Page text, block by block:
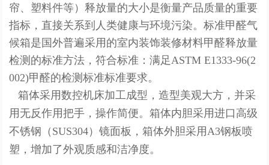
帘、塑料件等）释放量的大小是衡量产品质量的重要
指标，直接关系到人类健康与环境污染。标准甲醛气
候箱是国外普遍采用的室内装饰装修材料甲醛释放量
检测的标准方法，符合标准：满足 ASTM E1333-96(2
002)甲醛的检测标准标准要求。
箱体采用数控机床加工成型，造型美观大方，并采
用无反作用把手，操作简便。箱体内胆采用进口高级
不锈钢（SUS304）镜面板，箱体外胆采用 A3钢板喷
塑，增加了外观质感和洁净度。